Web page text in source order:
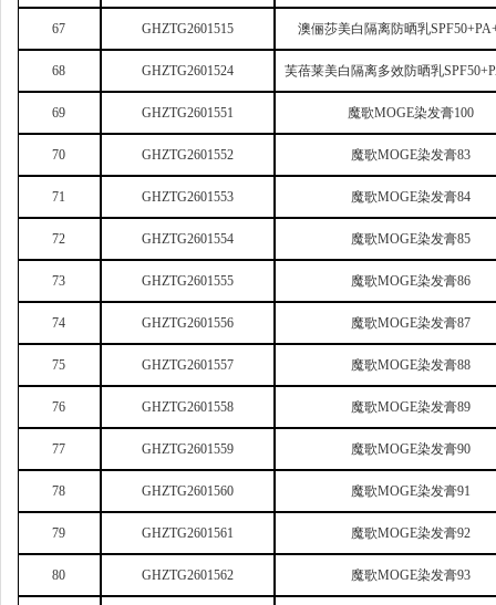
67 GHZTG2601515 澳俪莎美白隔离防晒乳
68 GHZTG2601524 芙蓓莱美白隔离多效防晒乳
69 GHZTG2601551 魔歌MOGE染发膏100
70 GHZTG2601552 魔歌MOGE染发膏83
71 GHZTG2601553 魔歌MOGE染发膏84
72 GHZTG2601554 魔歌MOGE染发膏85
73 GHZTG2601555 魔歌MOGE染发膏86
74 GHZTG2601556 魔歌MOGE染发膏87
75 GHZTG2601557 魔歌MOGE染发膏88
76 GHZTG2601558 魔歌MOGE染发膏89
77 GHZTG2601559 魔歌MOGE染发膏90
78 GHZTG2601560 魔歌MOGE染发膏91
79 GHZTG2601561 魔歌MOGE染发膏92
80 GHZTG2601562 魔歌MOGE染发膏93